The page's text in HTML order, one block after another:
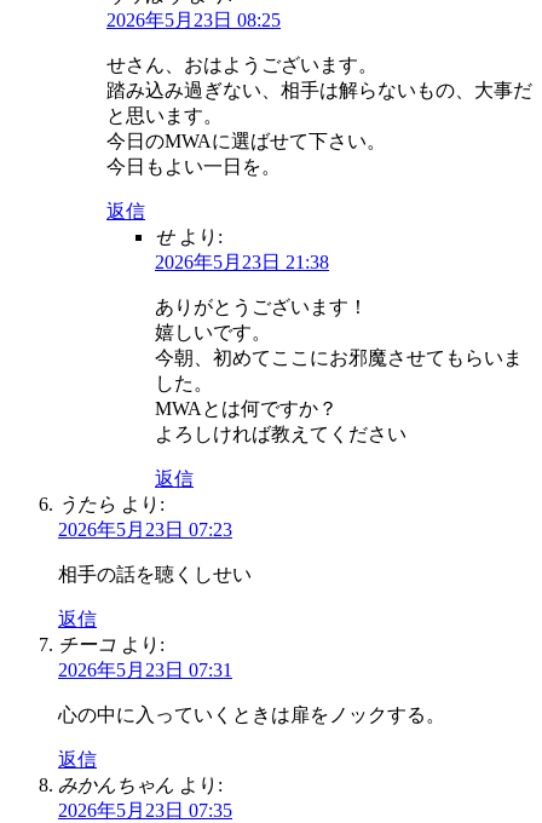
2026年5月23日 08:25
せさん、おはようございます。
踏み込み過ぎない、相手は解らないもの、大事だ
と思います。
今日のMWAに選ばせて下さい。
今日もよい一日を。
返信
せ より:
2026年5月23日 21:38
ありがとうございます！
嬉しいです。
今朝、初めてここにお邪魔させてもらいま
した。
MWAとは何ですか？
よろしければ教えてください
返信
うたら より:
2026年5月23日 07:23
相手の話を聴くしせい
返信
チーコ より:
2026年5月23日 07:31
心の中に入っていくときは扉をノックする。
返信
みかんちゃん より:
2026年5月23日 07:35